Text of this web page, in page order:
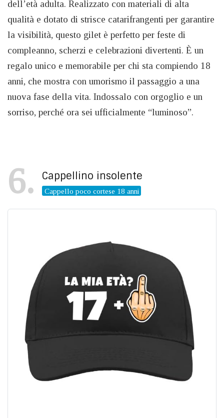
dell’età adulta. Realizzato con materiali di alta
qualità e dotato di strisce catarifrangenti per garantire
la visibilità, questo gilet è perfetto per feste di
compleanno, scherzi e celebrazioni divertenti. È un
regalo unico e memorabile per chi sta compiendo 18
anni, che mostra con umorismo il passaggio a una
nuova fase della vita. Indossalo con orgoglio e un
sorriso, perché ora sei ufficialmente “luminoso”.
6 Cappellino insolente
Cappello poco cortese 18 anni